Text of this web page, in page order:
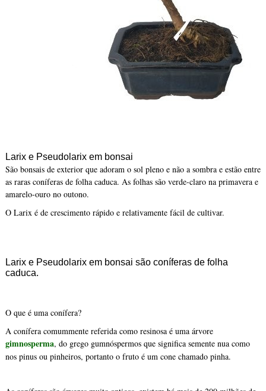
Larix e Pseudolarix em bonsai
São bonsais de exterior que adoram o sol pleno e não a sombra e estão entre
as raras coníferas de folha caduca. As folhas são verde-claro na primavera e
amarelo-ouro no outono.
O Larix é de crescimento rápido e relativamente fácil de cultivar.
Larix e Pseudolarix em bonsai são coníferas de folha
caduca.
O que é uma conífera?
A conífera comummente referida como resinosa é uma árvore
gimnosperma, do grego gumnóspermos que significa semente nua como
nos pinus ou pinheiros, portanto o fruto é um cone chamado pinha.